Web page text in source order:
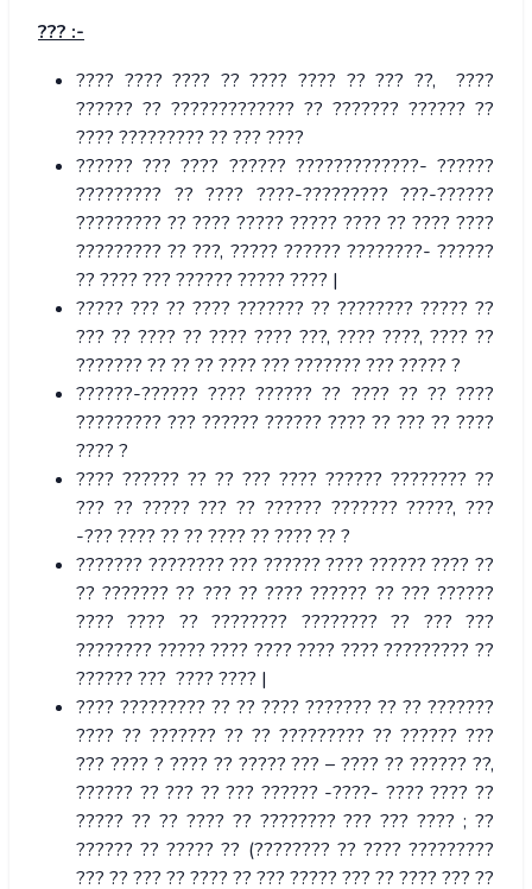
??? :-
???? ???? ???? ?? ???? ???? ?? ??? ??, ????
?????? ?? ????????????? ?? ??????? ?????? ??
???? ????????? ?? ??? ????
?????? ??? ???? ?????? ?????????????- ??????
????????? ?? ???? ????-????????? ???-??????
????????? ?? ???? ????? ????? ???? ?? ???? ????
????????? ?? ???, ????? ?????? ????????- ??????
?? ???? ??? ?????? ????? ???? |
????? ??? ?? ???? ??????? ?? ???????? ????? ??
??? ?? ???? ?? ???? ???? ???, ???? ????, ???? ??
??????? ?? ?? ?? ???? ??? ??????? ??? ????? ?
??????-?????? ???? ?????? ?? ???? ?? ?? ????
????????? ??? ?????? ?????? ???? ?? ??? ?? ????
???? ?
???? ?????? ?? ?? ??? ???? ?????? ???????? ??
??? ?? ????? ??? ?? ?????? ??????? ?????, ???
-??? ???? ?? ?? ???? ?? ???? ?? ?
??????? ???????? ??? ?????? ???? ?????? ???? ??
?? ??????? ?? ??? ?? ???? ?????? ?? ??? ??????
???? ???? ?? ???????? ???????? ?? ??? ???
???????? ????? ???? ???? ???? ???? ????????? ??
?????? ??? ???? ???? |
???? ????????? ?? ?? ???? ??????? ?? ?? ???????
???? ?? ??????? ?? ?? ????????? ?? ?????? ???
??? ???? ? ???? ?? ????? ??? – ???? ?? ?????? ??,
?????? ?? ??? ?? ??? ?????? -????- ???? ???? ??
????? ?? ?? ???? ?? ???????? ??? ??? ???? ; ??
?????? ?? ????? ?? (???????? ?? ???? ?????????
??? ?? ??? ?? ???? ?? ??? ????? ??? ?? ???? ??? ??